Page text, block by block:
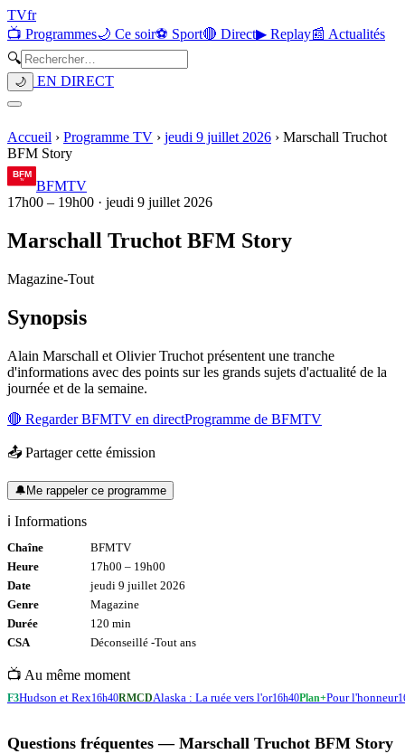
TVfr
📺 Programmes🌙 Ce soir⚽ Sport🔴 Direct▶ Replay📰 Actualités
🔍
🌙 EN DIRECT
Accueil › Programme TV › jeudi 9 juillet 2026 › Marschall Truchot
BFM Story
BFMTV
17h00 – 19h00 · jeudi 9 juillet 2026
Marschall Truchot BFM Story
Magazine-Tout
Synopsis
Alain Marschall et Olivier Truchot présentent une tranche
d'informations avec des points sur les grands sujets d'actualité de la
journée et de la semaine.
🔴 RegarderBFMTV en directProgramme de BFMTV
📤 Partager cette émission
🔔Me rappeler ce programme
ℹ️ Informations
Chaîne
BFMTV
Heure
17h00 – 19h00
Date
jeudi 9 juillet 2026
Genre
Magazine
Durée
120 min
CSA
Déconseillé -Tout ans
📺 Au même moment
F3Hudson et Rex16h40RMCDAlaska : La ruée vers l'or16h40Plan+Pour l'honneur
Questions fréquentes — Marschall Truchot BFM Story